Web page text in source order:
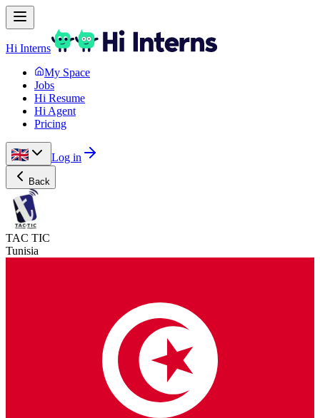
Hi Interns
My Space
Jobs
Hi Resume
Hi Agent
Pricing
Log in
Back
TAC TIC
Tunisia